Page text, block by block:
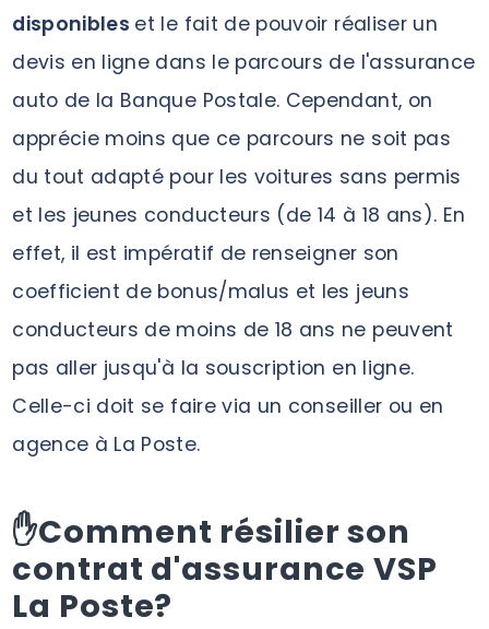
disponibles et le fait de pouvoir réaliser un
devis en ligne dans le parcours de l'assurance
auto de la Banque Postale. Cependant, on
apprécie moins que ce parcours ne soit pas
du tout adapté pour les voitures sans permis
et les jeunes conducteurs (de 14 à 18 ans). En
effet, il est impératif de renseigner son
coefficient de bonus/malus et les jeuns
conducteurs de moins de 18 ans ne peuvent
pas aller jusqu'à la souscription en ligne.
Celle-ci doit se faire via un conseiller ou en
agence à La Poste.
✋Comment résilier son
contrat d'assurance VSP
La Poste?